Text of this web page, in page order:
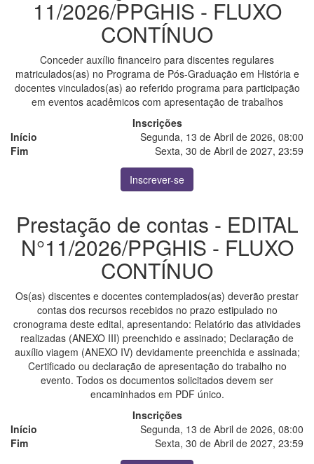
11/2026/PPGHIS - FLUXO
CONTÍNUO
Conceder auxílio financeiro para discentes regulares
matriculados(as) no Programa de Pós-Graduação em História e
docentes vinculados(as) ao referido programa para participação
em eventos acadêmicos com apresentação de trabalhos
Inscrições
Início
Segunda, 13 de Abril de 2026, 08:00
Fim
Sexta, 30 de Abril de 2027, 23:59
Inscrever-se
Prestação de contas - EDITAL
N°11/2026/PPGHIS - FLUXO
CONTÍNUO
Os(as) discentes e docentes contemplados(as) deverão prestar
contas dos recursos recebidos no prazo estipulado no
cronograma deste edital, apresentando: Relatório das atividades
realizadas (ANEXO III) preenchido e assinado; Declaração de
auxílio viagem (ANEXO IV) devidamente preenchida e assinada;
Certificado ou declaração de apresentação do trabalho no
evento. Todos os documentos solicitados devem ser
encaminhados em PDF único.
Inscrições
Início
Segunda, 13 de Abril de 2026, 08:00
Fim
Sexta, 30 de Abril de 2027, 23:59